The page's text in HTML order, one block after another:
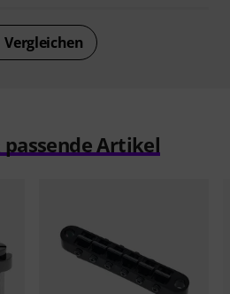
Vergleichen
Artikel